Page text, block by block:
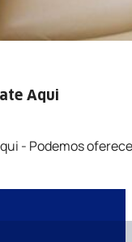
Aqui
- Podemos